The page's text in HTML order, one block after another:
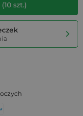
(10szt.)